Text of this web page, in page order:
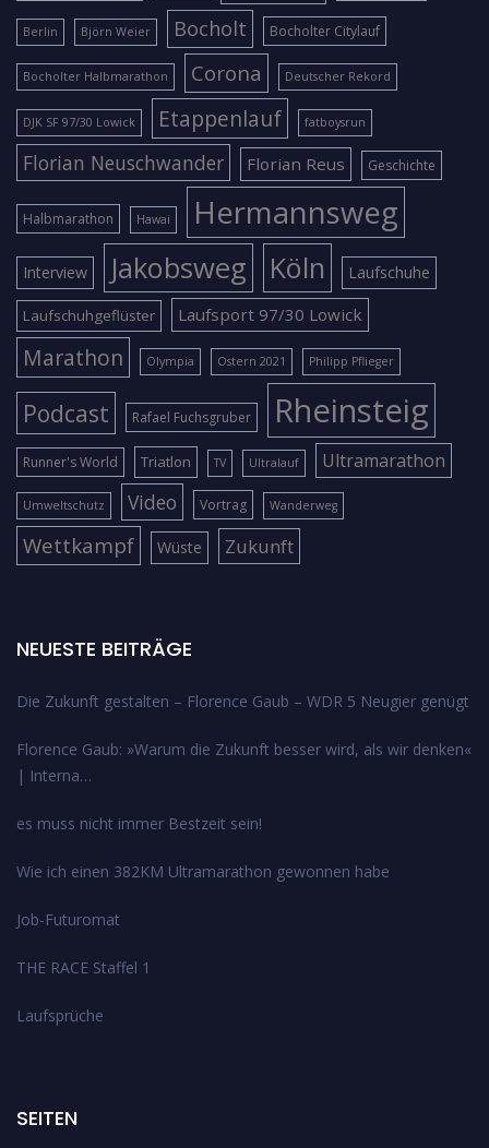
Berlin Björn Weier Bocholt Bocholter Citylauf
Bocholter Halbmarathon Corona Deutscher Rekord
DJK SF 97/30 Lowick Etappenlauf fatboysrun
Florian Neuschwander Florian Reus Geschichte
Halbmarathon Hawai Hermannsweg
Interview Jakobsweg Köln Laufschuhe
Laufschuhgeflüster Laufsport 97/30 Lowick
Marathon Olympia Ostern 2021 Philipp Pflieger
Podcast Rafael Fuchsgruber Rheinsteig
Runner's World Triatlon TV Ultralauf Ultramarathon
Umweltschutz Video Vortrag Wanderweg
Wettkampf Wüste Zukunft
NEUESTE BEITRÄGE
Die Zukunft gestalten – Florence Gaub – WDR 5 Neugier genügt
Florence Gaub: »Warum die Zukunft besser wird, als wir denken«
| Interna…
es muss nicht immer Bestzeit sein!
Wie ich einen 382KM Ultramarathon gewonnen habe
Job-Futuromat
THE RACE Staffel 1
Laufsprüche
SEITEN